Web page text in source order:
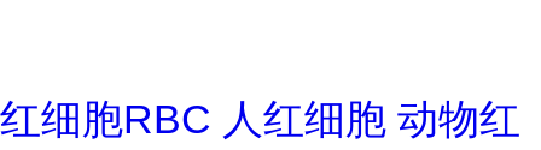
红细胞RBC 人红细胞 动物红